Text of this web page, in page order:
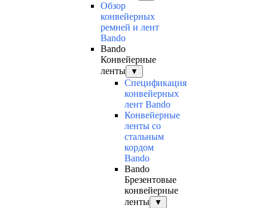
Обзор
конвейерных
ремней и лент
Bando
Bando
Конвейерные
ленты
▼
Спецификация
конвейерных
лент Bando
Конвейерные
ленты со
стальным
кордом
Bando
Bando
Брезентовые
конвейерные
ленты
▼